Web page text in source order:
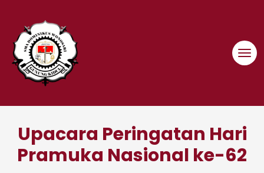
content
Upacara Peringatan Hari
Pramuka Nasional ke-62